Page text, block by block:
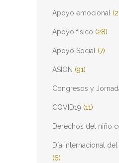
Apoyo emocional
Apoyo físico (28)
Apoyo Social (7)
ASION (91)
Congresos y
COVID19 (11)
Derechos del niño
Día Internacional
(6)